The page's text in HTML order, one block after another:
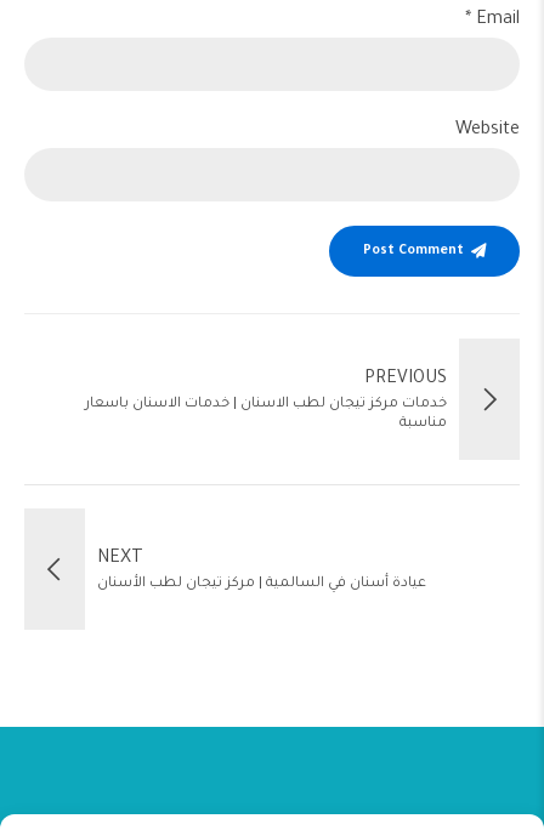
Email *
Website
Post Comment
PREVIOUS
خدمات مركز تيجان لطب الاسنان | خدمات الاسنان باسعار
مناسبة
NEXT
عيادة أسنان في السالمية | مركز تيجان لطب الأسنان